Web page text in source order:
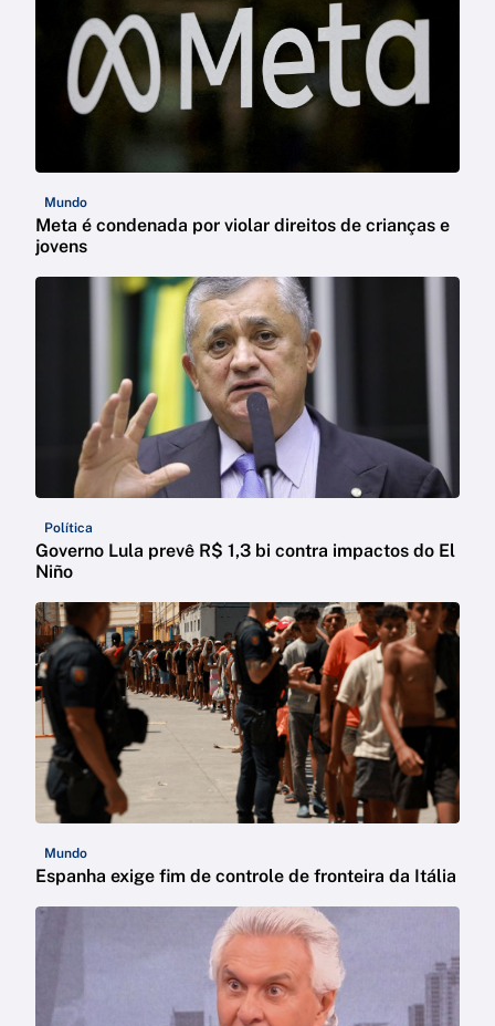
Mundo
Meta é condenada por violar direitos de crianças e
jovens
Política
Governo Lula prevê R$ 1,3 bi contra impactos do El
Niño
Mundo
Espanha exige fim de controle de fronteira da Itália